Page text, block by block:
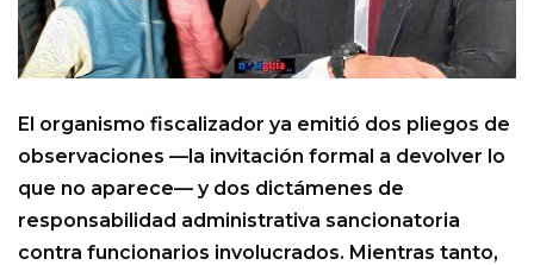
El organismo fiscalizador ya emitió dos pliegos de
observaciones —la invitación formal a devolver lo
que no aparece— y dos dictámenes de
responsabilidad administrativa sancionatoria
contra funcionarios involucrados. Mientras tanto,